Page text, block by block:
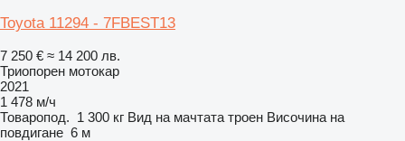
Toyota 11294 - 7FBEST13
7 250 € ≈ 14 200 лв.
Триопорен мотокар
2021
1 478 м/ч
Товаропод. 1 300 кг Вид на мачтата троен Височина на
повдигане 6 м